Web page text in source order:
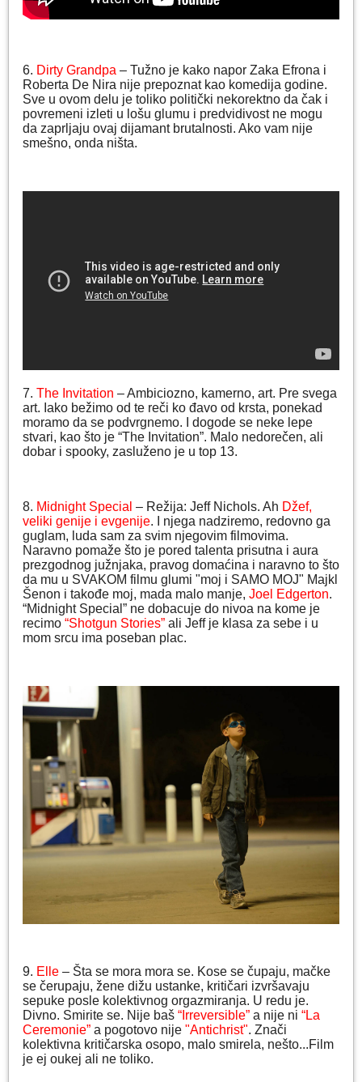
6. Dirty Grandpa – Tužno je kako napor Zaka Efrona i
Roberta De Nira nije prepoznat kao komedija godine.
Sve u ovom delu je toliko politički nekorektno da čak i
povremeni izleti u lošu glumu i predvidivost ne mogu
da zaprljaju ovaj dijamant brutalnosti. Ako vam nije
smešno, onda ništa.
7. The Invitation – Ambiciozno, kamerno, art. Pre svega
art. Iako bežimo od te reči ko đavo od krsta, ponekad
moramo da se podvrgnemo. I dogode se neke lepe
stvari, kao što je “The Invitation”. Malo nedorečen, ali
dobar i spooky, zasluženo je u top 13.
8. Midnight Special – Režija: Jeff Nichols. Ah Džef,
veliki genije i evgenije. I njega nadziremo, redovno ga
guglam, luda sam za svim njegovim filmovima.
Naravno pomaže što je pored talenta prisutna i aura
prezgodnog južnjaka, pravog domaćina i naravno to što
da mu u SVAKOM filmu glumi "moj i SAMO MOJ" Majkl
Šenon i takođe moj, mada malo manje, Joel Edgerton.
“Midnight Special” ne dobacuje do nivoa na kome je
recimo “Shotgun Stories” ali Jeff je klasa za sebe i u
mom srcu ima poseban plac.
9. Elle – Šta se mora mora se. Kose se čupaju, mačke
se čerupaju, žene dižu ustanke, kritičari izvršavaju
sepuke posle kolektivnog orgazmiranja. U redu je.
Divno. Smirite se. Nije baš “Irreversible” a nije ni “La
Ceremonie” a pogotovo nije "Antichrist". Znači
kolektivna kritičarska osopo, malo smirela, nešto...Film
je ej oukej ali ne toliko.